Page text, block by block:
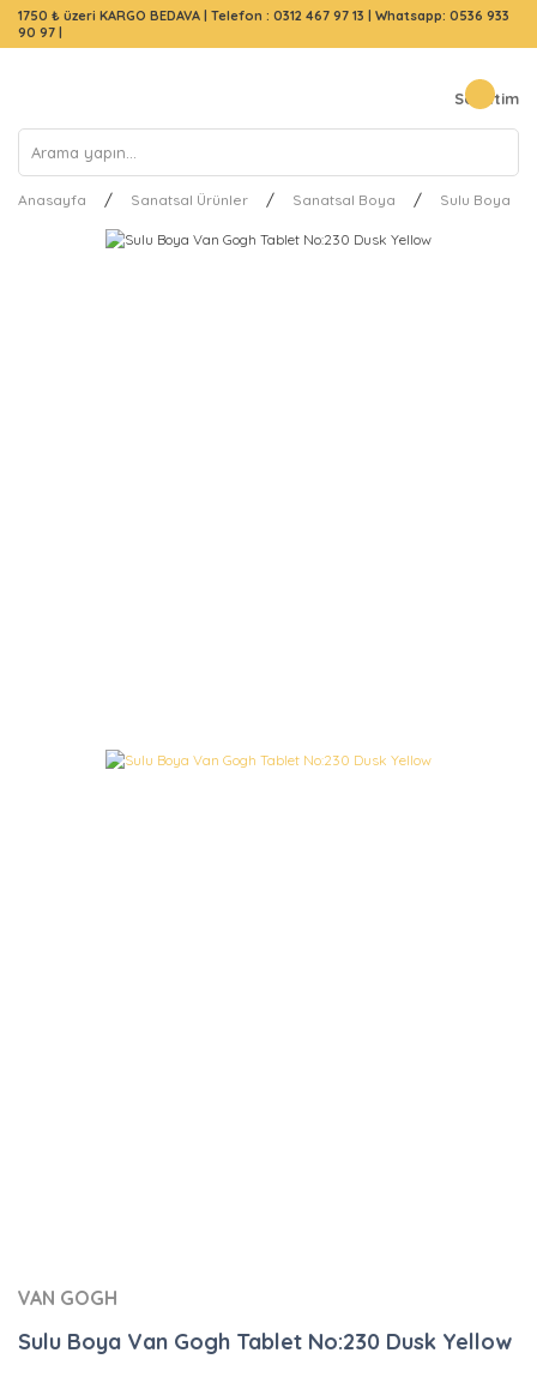
1750 ₺ üzeri KARGO BEDAVA | Telefon : 0312 467 97 13 | Whatsapp: 0536 933
90 97 |
Sepetim
Anasayfa Sanatsal Ürünler Sanatsal Boya Sulu Boya
VAN GOGH
Sulu Boya Van Gogh Tablet No:230 Dusk Yellow